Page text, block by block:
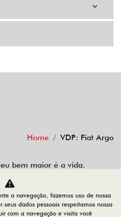
Home VDP: Fiat Argo
bem maior é a vida.
LTDA
a navegação, fazemos uso de nossa
dados pessoais respeitamos nossa
com a navegação e visita você